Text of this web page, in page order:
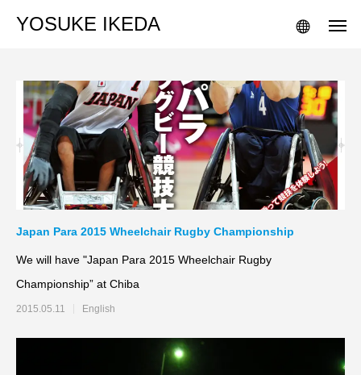
YOSUKE IKEDA
Japan Para 2015 Wheelchair Rugby Championship
We will have "Japan Para 2015 Wheelchair Rugby
Championship” at Chiba
2015.05.11 English